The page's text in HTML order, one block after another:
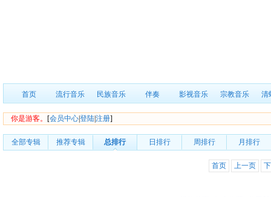
首页 流行音乐 民族音乐 伴奏 影视音乐 宗教音乐 清
你是游客。 [会员中心登陆注册]
全部专辑 推荐专辑 总排行 日排行 周排行 月排行
首页 上一页